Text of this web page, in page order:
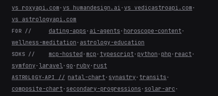
vs roxyapi.com · vs humandesign.ai · vs vedicastroapi.com ·
vs astrologyapi.com
FOR // dating-apps · ai-agents · horoscope-content ·
wellness-meditation · astrology-education
SDKS // mcp-hosted · mcp · typescript · python · php · react ·
symfony · laravel· go · ruby · rust
ASTROLOGY-API // natal-chart · synastry · transits ·
composite-chart · secondary-progressions · solar-arc ·